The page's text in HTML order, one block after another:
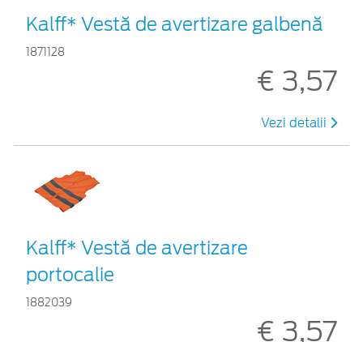
Kalff* Vestă de avertizare galbenă
1871128
€ 3,57
Vezi detalii
Kalff* Vestă de avertizare
portocalie
1882039
€ 3,57